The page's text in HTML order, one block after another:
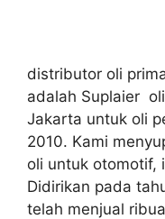
distributor oli
adalah Suplaier
Jakarta untuk oli
2010. Kami
oli untuk otomotif,
Didirikan pada
telah menjual